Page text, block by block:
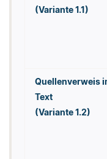
(Variante 1.1)
Quellenverweis
Text
(Variante 1.2)